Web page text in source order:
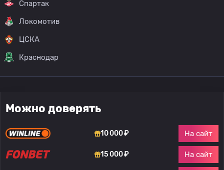
Спартак
Локомотив
ЦСКА
Краснодар
Можно доверять
10 000 ₽ На сайт
15 000 ₽ На сайт